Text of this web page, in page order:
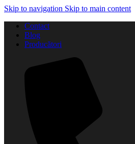
Skip to navigation Skip to main content
Contact
Blog
Producători